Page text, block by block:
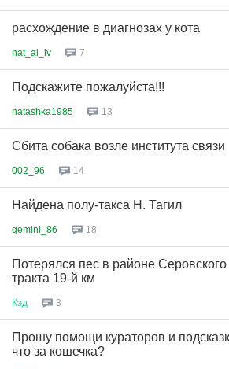
расхождение в диагнозах у кота
nat_al_iv 7
Подскажите пожалуйста!!!
natashka1985 13
Сбита собака возле института связи
002_96 14
Найдена полу-такса Н. Тагил
gemini_86 18
Потерялся пес в районе Серовского
тракта 19-й км
Кэд 3
Прошу помощи кураторов и
что за кошечка?